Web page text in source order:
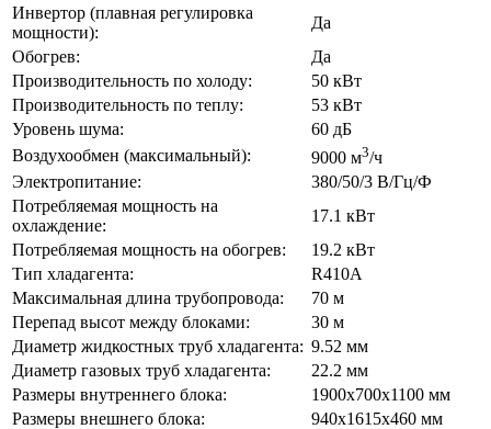
Инвертор (плавная регулировка
мощности):
Да
Обогрев:
Да
Производительность по холоду:
50 кВт
Производительность по теплу:
53 кВт
Уровень шума:
60 дБ
Воздухообмен (максимальный):
9000 м3/ч
Электропитание:
380/50/3 В/Гц/Ф
Потребляемая мощность на
охлаждение:
17.1 кВт
Потребляемая мощность на обогрев:
19.2 кВт
Тип хладагента:
R410A
Максимальная длина трубопровода:
70 м
Перепад высот между блоками:
30 м
Диаметр жидкостных труб хладагента: 9.52 мм
Диаметр газовых труб хладагента:
22.2 мм
Размеры внутреннего блока:
1900x700x1100 мм
Размеры внешнего блока:
940x1615x460 мм